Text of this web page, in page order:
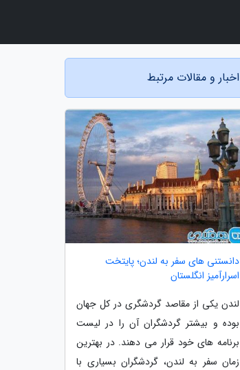
اخبار و مقالات مرتبط
دانستنی های سفر به لندن؛ پایتخت
اسرارآمیز انگلستان
لندن یکی از مقاصد گردشگری در کل جهان
بوده و بیشتر گردشگران آن را در لیست
برنامه های خود قرار می دهند. در بهترین
زمان سفر به لندن، گردشگران بسیاری با